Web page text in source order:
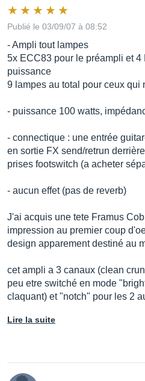
Publié le 03/09/07 à 08:52
- Ampli tout lampes
5x ECC83 pour le préampli et
puissance
9 lampes au total pour ceux qui
- puissance 100 watts,
- connectique : une entrée
en sortie FX send/retrun
prises footswitch (a acheter
- aucun effet (pas de reverb)
J'ai acquis une tete Framus
impression au premier coup
design apparement destiné au
cet ampli a 3 canaux (clean
peu etre switché en mode
claquant) et "notch" pour les 2
Lire la suite